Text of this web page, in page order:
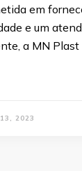
em
e um
a MN Plast
2023